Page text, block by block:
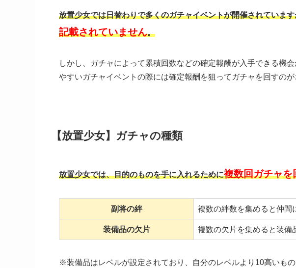
放置少女では日替わりで多くのガチャイベントが開催されていま
記載されていません。
しかし、ガチャによって累積回数などの確定報酬が入手できる機
やすいガチャイベントの際には確定報酬を狙ってガチャを回すのが
【放置少女】ガチャの種類
放置少女では、目的のものを手に入れるために複数回ガチャを
副将の絆 複数の絆数を集めると仲間
装備品の欠片 複数の欠片を集めると装備
※装備品はレベルが設定されており、自分のレベルより10高いもの